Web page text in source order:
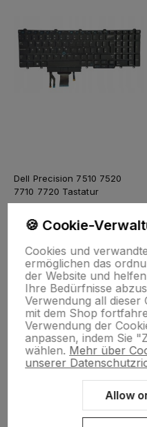
Dell Precision 7510 7520
7710 7720 Tastatur
Zum Warenkorb hinzufügen
🍪 Cookie-
Cookies und
ermöglichen das
der Website und
Ihre Bedürfnisse
Verwendung all dieser
mit dem Shop
Verwendung der
anpassen, indem Sie
wählen. Mehr über
unserer
Allow